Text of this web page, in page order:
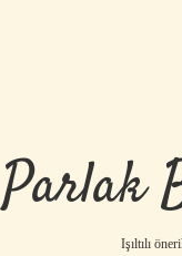
Parlak
Işıltılı